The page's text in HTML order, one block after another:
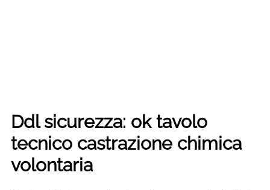
Ddl sicurezza: ok tavolo
tecnico castrazione chimica
volontaria